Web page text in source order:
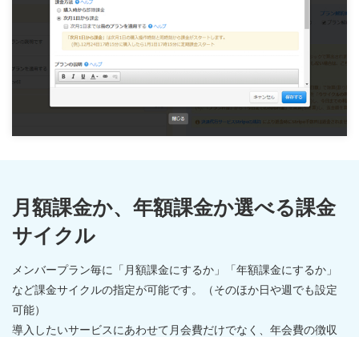
月額課金か、年額課金か選べる課金
サイクル
メンバープラン毎に「月額課金にするか」「年額課金にするか」
など課金サイクルの指定が可能です。（そのほか日や週でも設定
可能）
導入したいサービスにあわせて月会費だけでなく、年会費の徴収